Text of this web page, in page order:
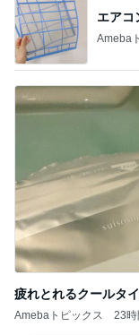
エアコ
Ameba
疲れとれるクールタ
Amebaトピックス 23